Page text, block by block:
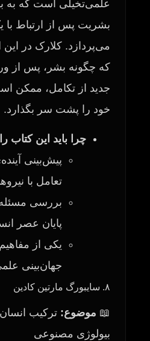
علمی‌تخیلی است که به
بشریت پس از ارتباط با
می‌پردازد. کلارک در
که چگونه بشر، پس از
جدید از تکامل، ممکن
خود را پشت سر بگذارد.
چرا باید این کتاب
پیش‌بینی
تعامل با
بررسی
پایان عصر
یکی از
جهان‌بینی
۸. سایبورگ مارتین کادین
📖 موضوع: ترکیب
بیولوژی مصنوعی